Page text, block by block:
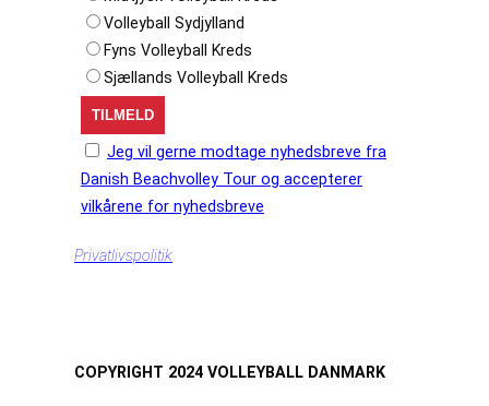
Volleyball Sydjylland
Fyns Volleyball Kreds
Sjællands Volleyball Kreds
Jeg vil gerne modtage nyhedsbreve fra
Danish Beachvolley Tour og accepterer
vilkårene for nyhedsbreve
Privatlivspolitik
COPYRIGHT 2024 VOLLEYBALL DANMARK